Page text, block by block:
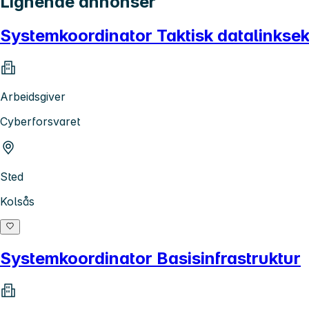
Systemkoordinator Taktisk
Arbeidsgiver
Cyberforsvaret
Sted
Kolsås
Systemkoordinator Basisinfrastruktur